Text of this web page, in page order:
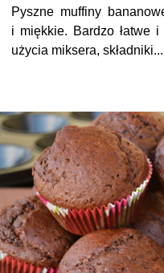
Pyszne muffiny
i miękkie. Bardzo łatwe
użycia miksera, składniki...